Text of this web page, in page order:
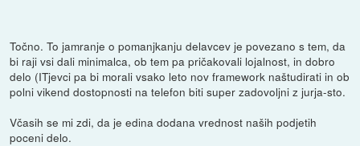
Točno. To jamranje o pomanjkanju delavcev je povezano s tem, da
bi raji vsi dali minimalca, ob tem pa pričakovali lojalnost, in dobro
delo (ITjevci pa bi morali vsako leto nov framework naštudirati in ob
polni vikend dostopnosti na telefon biti super zadovoljni z jurja-sto.
Včasih se mi zdi, da je edina dodana vrednost naših podjetih
poceni delo.